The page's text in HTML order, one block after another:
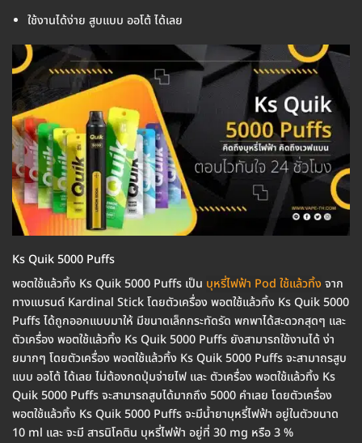
ใช้งานได้ง่าย สูบแบบ ออโต้ ได้เลย
Ks Quik 5000 Puffs
พอตใช้แล้วทิ้ง Ks Quik 5000 Puffs เป็น บุหรี่ไฟฟ้า Pod ใช้แล้วทิ้งจาก
ทางแบรนด์ Kardinal Stick โดยตัวเครื่อง พอตใช้แล้วทิ้ง Ks Quik 5000
Puffs ได้ถูกออกแบบมาให้ มีขนาดเล็กกระทัดรัด พกพาได้สะดวกสุดๆ และ
ตัวเครื่อง พอตใช้แล้วทิ้ง Ks Quik 5000 Puffs ยังสามารถใช้งานได้ ง่า
ยมากๆ โดยตัวเครื่อง พอตใช้แล้วทิ้ง Ks Quik 5000 Puffs จะสามาถรสูบ
แบบ ออโต้ ได้เลย ไม่ต้องกดปุ่มจ่ายไฟ และ ตัวเครื่อง พอตใช้แล้วทิ้ง Ks
Quik 5000 Puffs จะสามารถสูบได้มากถึง 5000 คำเลย โดยตัวเครื่อง
พอตใช้แล้วทิ้ง Ks Quik 5000 Puffs จะมีน้ำยาบุหรี่ไฟฟ้า อยู่ในตัวขนาด
10 ml และ จะมี สารนิโคติน บุหรี่ไฟฟ้า อยู่ที่ 30 mg หรือ 3 %